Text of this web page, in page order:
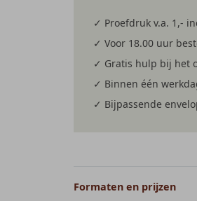
✓ Proefdruk v.a. 1,-
✓ Voor 18.00 uur
✓ Gratis hulp bij het
✓ Binnen één
✓ Bijpassende
Formaten en prijzen